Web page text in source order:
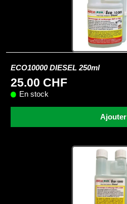
ECO10000 DIESEL 250ml
25.00 CHF
En stock
Ajouter